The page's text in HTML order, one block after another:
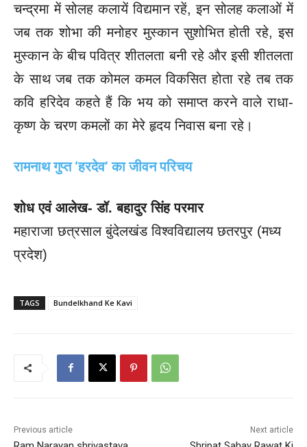
चन्द्रमा में सोलह कलायें विद्यमान रहें, इन सोलह कलाओं में
जब तक शोभा की मनोहर मुस्कान सुशोभित होती रहे, इस
मुस्कान के बीच पवित्र शीतलता बनी रहे और इसी शीतलता
के साथ जब तक कोमल कमल विकसित होता रहे तब तक
कवि हरिदेव कहते हैं कि भय को समाप्त करने वाले राधा-
कृष्ण के चरण कमलों का मेरे हृदय निवास बना रहे।
रामनाथ गुप्त ‘हरदेव’ का जीवन परिचय
शोध एवं आलेख- डॉ. बहादुर सिंह परमार
महाराजा छत्रसाल बुंदेलखंड विश्वविद्यालय छतरपुर (मध्य
प्रदेश)
TAGS Bundelkhand Ke Kavi
Previous article Next article